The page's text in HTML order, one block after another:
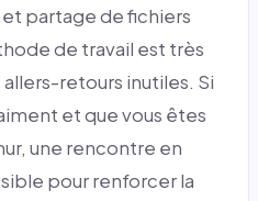
partage de fichiers
de travail est très
retours inutiles. Si
et que vous êtes
une rencontre en
pour renforcer la